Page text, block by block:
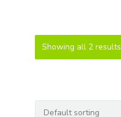
Showing all 2 results